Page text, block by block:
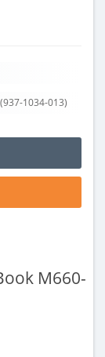
1034-013)
M660-